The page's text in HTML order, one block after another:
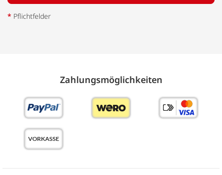
* Pflichtfelder
Zahlungs­möglich­keiten